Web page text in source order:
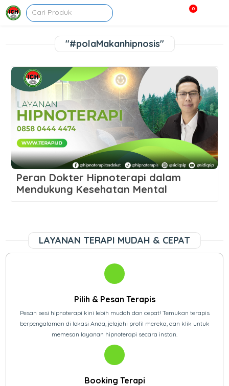
0
"#polaMakanhipnosis"
Peran Dokter Hipnoterapi dalam
Mendukung Kesehatan Mental
LAYANAN TERAPI MUDAH & CEPAT
Pilih & Pesan Terapis
Pesan sesi hipnoterapi kini lebih mudah dan cepat! Temukan terapis
berpengalaman di lokasi Anda, jelajahi profil mereka, dan klik untuk
memesan layanan hipnoterapi secara instan.
Booking Terapi